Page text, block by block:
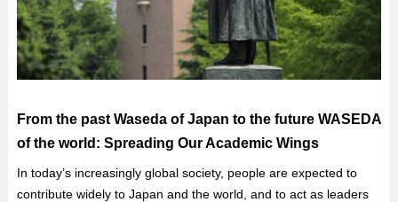
From the past Waseda of Japan to the future WASEDA
of the world: Spreading Our Academic Wings
In today’s increasingly global society, people are expected to
contribute widely to Japan and the world, and to act as leaders